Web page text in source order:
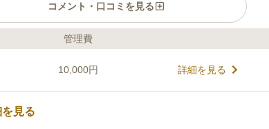
コメント・口コミを見る
集部のコメント
ことができます。 日蓮宗に改宗することもできますが、以前
った戒名や法号、法名のままでも利用可能です。そのため檀
る必要もありません。 墓苑内は暖かな陽光が降り注ぎ、明る
気が良いので故人も安らかに眠れます。 駐車場完備なので、
管理費
10,000円 詳細を見る
見る